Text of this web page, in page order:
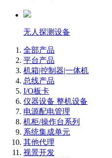
无人探测设备
全部产品
平台产品
机箱|控制器|一体机
总线产品
I/O板卡
仪器设备 整机设备
电源配电管理
机柜/操作台系列
系统集成单元
其他代理
视景开发